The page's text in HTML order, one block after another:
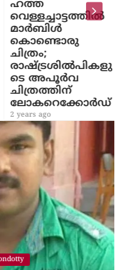
ഹത്ത
വെള്ളച്ചാട്ടത്തിൽ
മാർബിൾ
കൊണ്ടൊരു
ചിത്രം;
രാഷ്ട്രശിൽപികളു
ടെ അപൂർവ
ചിത്രത്തിന്
ലോകറെക്കോർഡ്
2 years ago